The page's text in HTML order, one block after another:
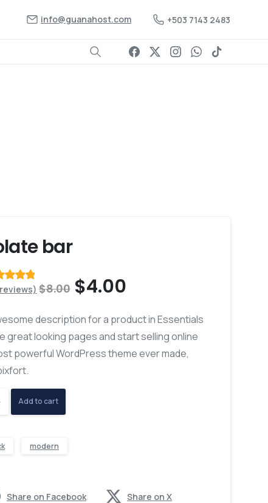
info@guanahost.com +503 7143 2483
bar
out
$8.00 Original
price
was:
$8.00.
$4.00Current
price
is:
$4.00.
description for a product in Essentials
great looking pages and start selling online
powerful WordPress theme ever made,
Add to cart
modern
Share on Facebook Share on X